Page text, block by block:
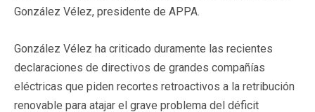
González Vélez, presidente de APPA.
González Vélez ha criticado duramente las recientes
declaraciones de directivos de grandes compañías
eléctricas que piden recortes retroactivos a la retribución
renovable para atajar el grave problema del déficit